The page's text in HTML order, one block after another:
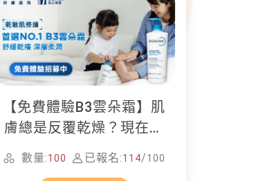
【免費體驗B3雲朵霜】肌
膚總是反覆乾燥？現在就
加入貝膚黛瑪修護體驗計
畫！
數量:100 已報名:114/100